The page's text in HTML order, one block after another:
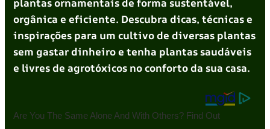
orgânica e eficiente. Descubra dicas, técnicas e
inspirações para um cultivo de diversas plantas
sem gastar dinheiro e tenha plantas saudáveis
e livres de agrotóxicos no conforto da sua casa.